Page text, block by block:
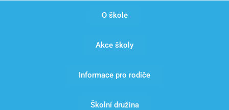
O škole
Akce školy
Informace pro rodiče
Školní družina